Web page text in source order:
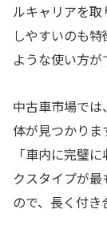
ルキャリアを
しやすいのも
ような使い方が
中古車市場で
体が見つかり
「車内に完璧
クスタイプが
ので、長く付き